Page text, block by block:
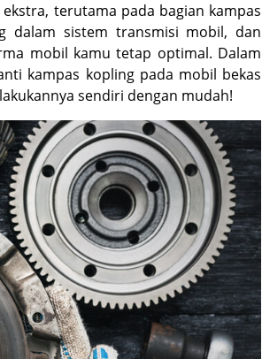
terutama pada bagian kampas
dalam sistem transmisi mobil, dan
mobil kamu tetap optimal. Dalam
kampas kopling pada mobil bekas
sendiri dengan mudah!